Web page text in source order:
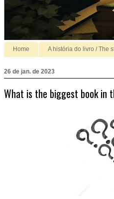
Home A história do livro / The
26 de jan. de 2023
What is the biggest book in